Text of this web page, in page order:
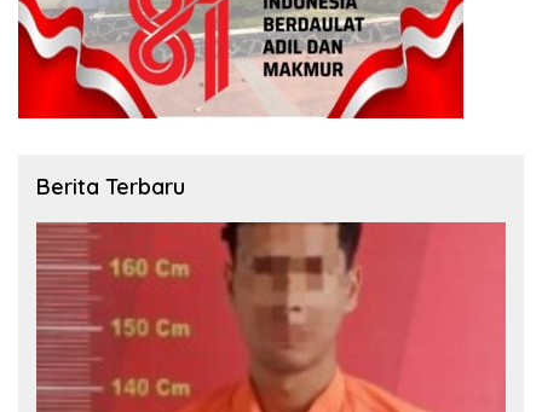
Berita Terbaru